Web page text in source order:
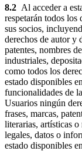
8.2 Al acceder a
respetarán todos
sus socios,
derechos de autor y
patentes, nombres
industriales,
como todos los
estado disponibles
funcionalidades de
Usuarios ningún
frases, marcas,
literarias, artísticas
legales, datos o
estado disponibles